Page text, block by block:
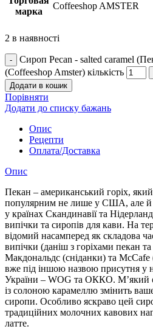
марка
Coffeeshop AMSTER
2 в наявності
Сироп Peсan - salted caramel
(Coffeeshop Amster) кількість
Додати в кошик
Порівняти
Додати до списку бажань
Опис
Рецепти
Оплата/Доставка
Опис
Пекан – американський горіх,
популярним не лише у США, але й
у країнах Скандинавії та
випічки та сиропів для кави. На
відомий насамперед як складова
випічки (даніш з горіхами пекан
Макдональдс (сніданки) та
вже під іншою назвою присутня у
України – WOG та ОККО. М’який
із солоною карамеллю змінить
сиропи. Особливо яскраво цей
традиційних молочних кавових
латте.